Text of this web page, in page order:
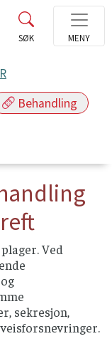
Behandling
Ved
sekresjon,